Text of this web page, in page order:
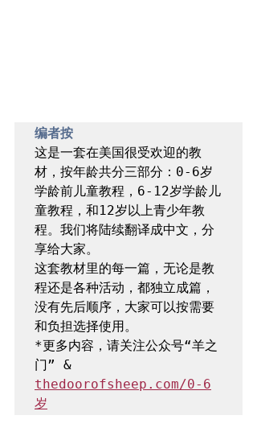
编者按
这是一套在美国很受欢迎的教
材，按年龄共分三部分：0-6岁
学龄前儿童教程，6-12岁学龄儿
童教程，和12岁以上青少年教
程。我们将陆续翻译成中文，分
享给大家。
这套教材里的每一篇，无论是教
程还是各种活动，都独立成篇，
没有先后顺序，大家可以按需要
和负担选择使用。
*更多内容，请关注公众号“羊之
thedoorofsheep.com/0-6
岁